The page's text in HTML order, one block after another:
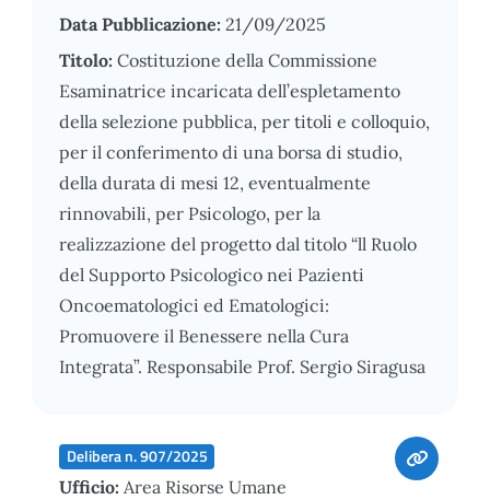
Data Pubblicazione: 21/09/2025
Titolo: Costituzione della Commissione
Esaminatrice incaricata dell’espletamento
della selezione pubblica, per titoli e colloquio,
per il conferimento di una borsa di studio,
della durata di mesi 12, eventualmente
rinnovabili, per Psicologo, per la
realizzazione del progetto dal titolo “ll Ruolo
del Supporto Psicologico nei Pazienti
Oncoematologici ed Ematologici:
Promuovere il Benessere nella Cura
Integrata”. Responsabile Prof. Sergio Siragusa
Delibera n. 907/2025
Ufficio: Area Risorse Umane